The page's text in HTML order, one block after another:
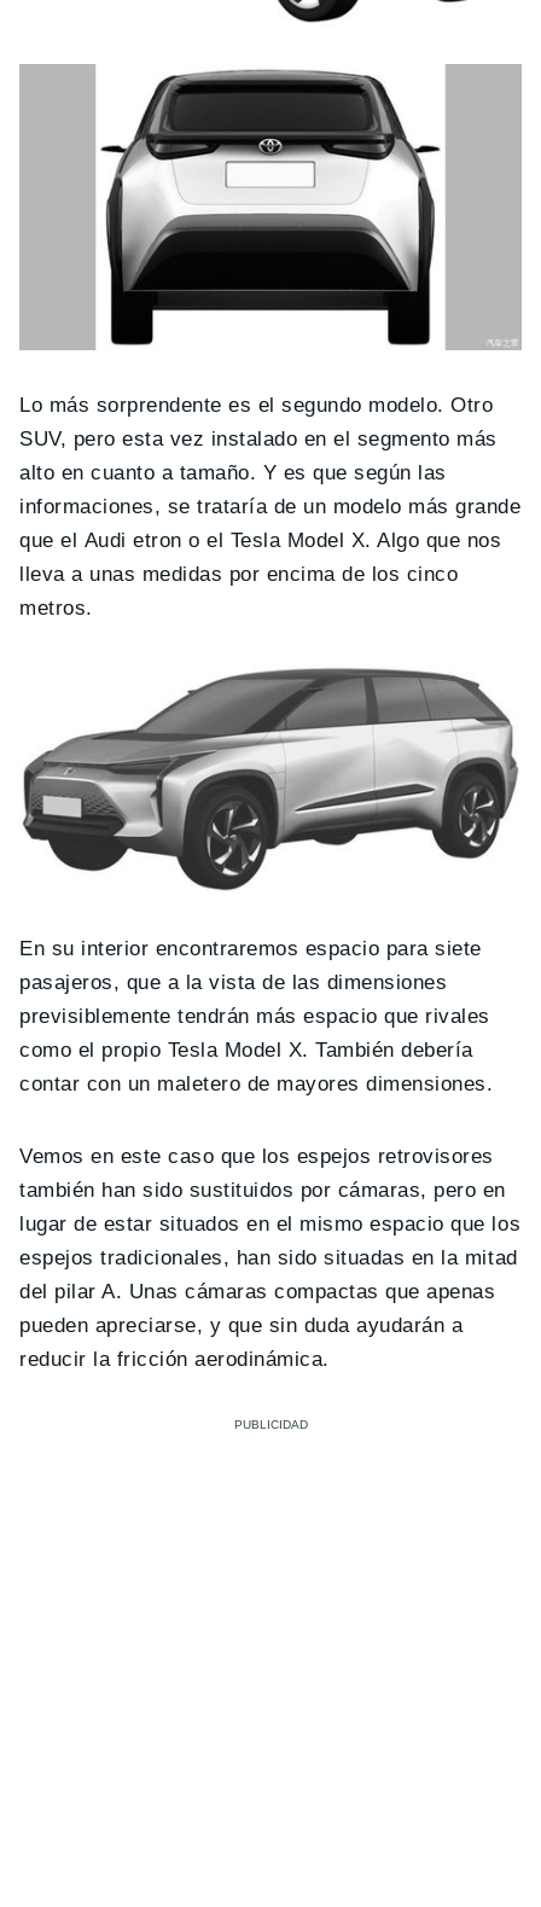
Lo más sorprendente es el segundo modelo. Otro
SUV, pero esta vez instalado en el segmento más
alto en cuanto a tamaño. Y es que según las
informaciones, se trataría de un modelo más grande
que el Audi etron o el Tesla Model X. Algo que nos
lleva a unas medidas por encima de los cinco
metros.
En su interior encontraremos espacio para siete
pasajeros, que a la vista de las dimensiones
previsiblemente tendrán más espacio que rivales
como el propio Tesla Model X. También debería
contar con un maletero de mayores dimensiones.
Vemos en este caso que los espejos retrovisores
también han sido sustituidos por cámaras, pero en
lugar de estar situados en el mismo espacio que los
espejos tradicionales, han sido situadas en la mitad
del pilar A. Unas cámaras compactas que apenas
pueden apreciarse, y que sin duda ayudarán a
reducir la fricción aerodinámica.